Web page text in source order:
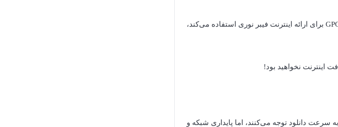
است. مخابرات از سیستم GPON برای ارائه اینترنت فیبر نوری استفاده می‌کند،
سرعت دانلود توجه می‌کنند، اما پایداری شبکه و